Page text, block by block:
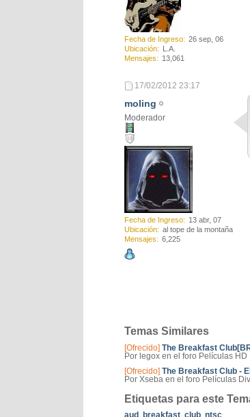
Fecha de Ingreso
26 sep, 06
Ubicación
L.A.
Mensajes
13,061
17/02/2012 23:17
moling
Moderador
Fecha de Ingreso
13 abr, 07
Ubicación
al tope de la montaña
Mensajes
6,225
Temas Similares
[Ofrecido] The Breakfast
Por legox en el foro Películas HD
[Ofrecido] The Breakfast Club -
Por Xseba en el foro Películas
Etiquetas para este
aud breakfast club ntsc